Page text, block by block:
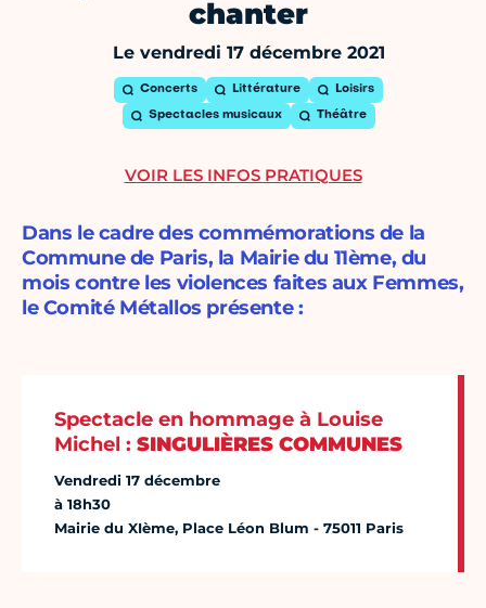
chanter
Le vendredi 17 décembre 2021
Concerts Littérature Loisirs
Spectacles musicaux Théâtre
Dans le cadre des commémorations de la
Commune de Paris, la Mairie du 11ème, du
mois contre les violences faites aux Femmes,
le Comité Métallos présente :
Spectacle en hommage à Louise
Michel : SINGULIÈRES COMMUNES
Vendredi 17 décembre
à 18h30
Mairie du XIème, Place Léon Blum - 75011 Paris
VOIR LES INFOS PRATIQUES